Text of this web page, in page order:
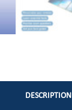
DESCRIPTION